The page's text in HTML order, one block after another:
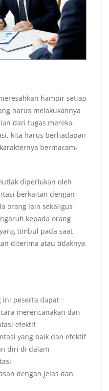
hampir setiap
harus melakukannya
dari tugas mereka.
kita harus berhadapan
bermacam-
diperlukan oleh
berkaitan dengan
orang lain sekaligus
kepada orang
timbul pada saat
diterima atau tidaknya
ini peserta dapat :
merencanakan dan
efektif
yang baik dan efektif
diri di dalam
dengan jelas dan